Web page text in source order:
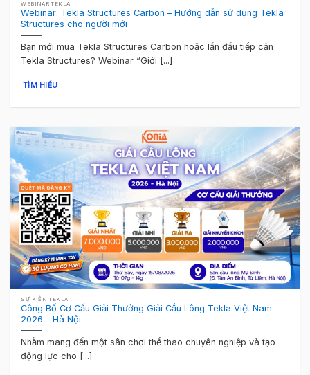
WEBINAR TEKLA
Webinar: Tekla Structures Carbon – Hướng dẫn sử dụng Tekla
Structures cho người mới
Bạn mới mua Tekla Structures Carbon hoặc lần đầu tiếp cận
Tekla Structures? Webinar “Giới [...]
TÌM HIỂU
SỰ KIỆN TEKLA
Công Bố Cơ Cấu Giải Thưởng Giải Cầu Lông Tekla Việt Nam
2026 – Hà Nội
Nhằm mang đến một sân chơi thể thao chuyên nghiệp và tạo
động lực cho [...]